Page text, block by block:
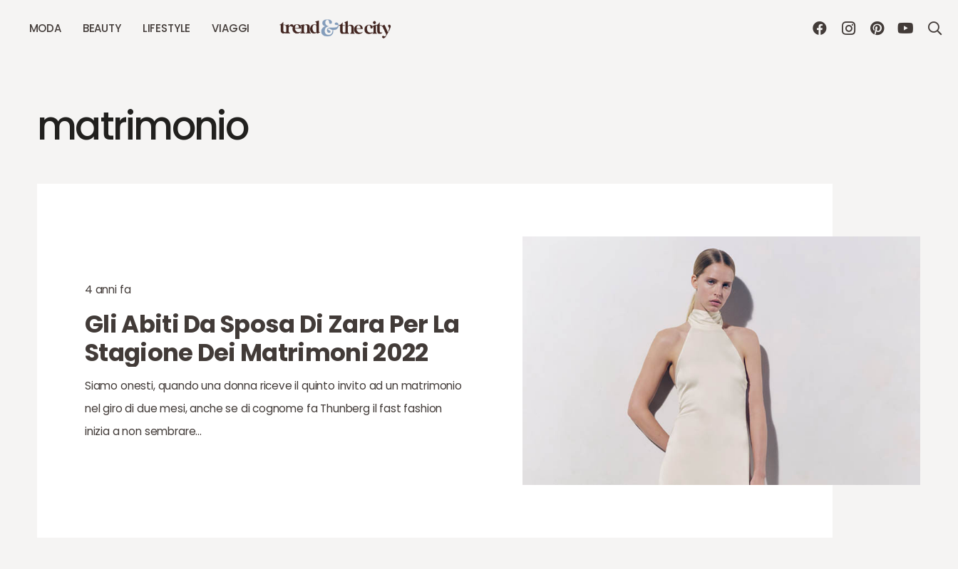
MODA BEAUTY LIFESTYLE VIAGGI
matrimonio
4 anni fa
Gli Abiti Da Sposa Di Zara Per La
Stagione Dei Matrimoni 2022
Siamo onesti, quando una donna riceve il quinto invito ad un matrimonio
nel giro di due mesi, anche se di cognome fa Thunberg il fast fashion
inizia a non sembrare…